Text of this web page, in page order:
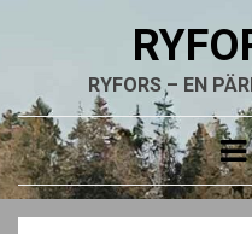
RYFORS – EN